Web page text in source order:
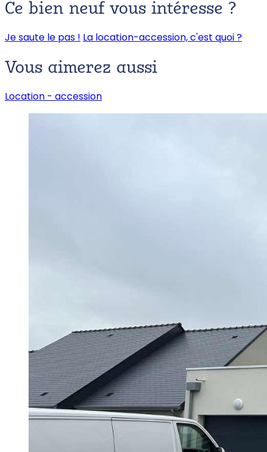
Ce bien neuf vous intéresse ?
Je saute le pas ! La location-accession, c'est quoi ?
Vous aimerez aussi
Location - accession